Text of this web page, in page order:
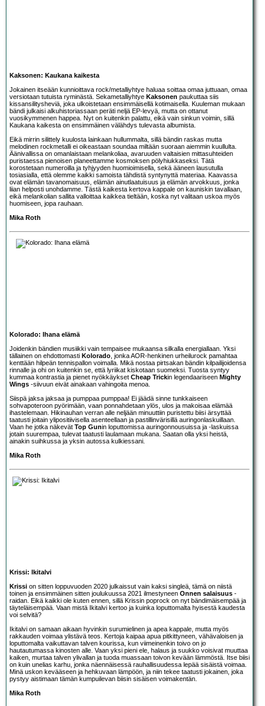
Kaksonen: Kaukana kaikesta
Jokainen itseään kunnioittava rock/metalliyhtye haluaa soittaa omaa juttuaan, omaa
versiotaan tutuista ryminästä. Sekametalliyhtye Kaksonen paukuttaa siis
kissansilitysheviä, joka ulkoistetaan ensimmäisellä kotimaisella. Kuuleman mukaan
bändi julkaisi alkuhistoriassaan peräti neljä EP-levyä, mutta on ottanut
vuosikymmenen happea. Nyt on kuitenkin palattu, eikä vain sinkun voimin, sillä
Kaukana kaikesta on ensimmäinen välähdys tulevasta albumista.
Eikä mirrin silittely kuulosta lainkaan hullummalta, sillä bändin raskas mutta
melodinen rockmetalli ei oikeastaan soundaa miltään suoraan aiemmin kuullulta.
Äänivallissa on omanlaistaan melankoliaa, avaruuden valtaisien mittasuhteiden
puristaessa pienoisen planeettamme kosmoksen pölyhiukkaseksi. Tätä
korostetaan numeroilla ja tyhjyyden huomioimisella, sekä ääneen lausutulla
tosiasialla, että olemme kaikki samoista tähdistä syntynyttä materiaa. Kaavassa
ovat elämän tavanomaisuus, elämän ainutlaatuisuus ja elämän arvokkuus, jonka
liian helposti unohdamme. Tästä kaikesta kertova kappale on kauniskin tavallaan,
eikä melankolian sallita valloittaa kaikkea tieltään, koska nyt valitaan uskoa myös
huomiseen, jopa rauhaan.
Mika Roth
Kolorado: Ihana elämä
Joidenkin bändien musiikki vain tempaisee mukaansa silkalla energiallaan. Yksi
tällainen on ehdottomasti Kolorado , jonka AOR-henkinen urheilurock pamahtaa
kenttään hilpeän tennispallon voimalla. Mikä nostaa pirtsakan bändin kilpailijoidensa
rinnalle ja ohi on kuitenkin se, että lyriikat kiskotaan suomeksi. Tuosta syntyy
kummaa kontrastia ja pienet nyökkäykset Cheap Trickin legendaariseen Mighty
Wings -siivuun eivät ainakaan vahingoita menoa.
Siispä jaksa jaksaa ja pumppaa pumppaa! Ei jäädä sinne tunkkaiseen
sohvapoteroon pyörimään, vaan ponnahdetaan ylös, ulos ja makoisaa elämää
ihastelemaan. Hikinauhan verran alle neljään minuuttiin puristettu biisi ärsyttää
taatusti joitain ylipositiivisella asenteellaan ja pastillinvärisillä auringonlaskuillaan.
Vaan he jotka näkevät Top Gunin loputtomissa auringonnousuissa ja -laskuissa
jotain suurempaa, tulevat taatusti laulamaan mukana. Saatan olla yksi heistä,
ainakin suihkussa ja yksin autossa kulkiessani.
Mika Roth
Krissi: Ikitalvi
Krissi on sitten loppuvuoden 2020 julkaissut vain kaksi singleä, tämä on niistä
toinen ja ensimmäinen sitten joulukuussa 2021 ilmestyneen Onnen salaisuus -
raidan. Eikä kaikki ole kuten ennen, sillä Krissin poprock on nyt bändimäisempää ja
täyteläisempää. Vaan mistä Ikitalvi kertoo ja kuinka loputtomalta hyisestä kaudesta
voi selvitä?
Ikitalvi on samaan aikaan hyvinkin surumielinen ja apea kappale, mutta myös
rakkauden voimaa ylistävä teos. Kertoja kaipaa apua pitkittyneen, vähävaloisen ja
loputtomalta vaikuttavan talven kourissa, kun viimeinenkin toivo on jo
hautautumassa kinosten alle. Vaan yksi pieni ele, halaus ja suukko voisivat muuttaa
kaiken, murtaa talven ylivallan ja tuoda muassaan toivon kevään lämmöstä. Itse biisi
on kuin unelias karhu, jonka näennäisessä rauhallisuudessa lepää sisäistä voimaa.
Minä uskon kevääseen ja hehkuvaan lämpöön, ja niin tekee taatusti jokainen, joka
pystyy aistimaan tämän kumpuilevan biisin sisäisen voimakentän.
Mika Roth